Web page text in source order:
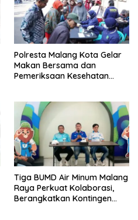
Polresta Malang Kota Gelar
Makan Bersama dan
Pemeriksaan Kesehatan
Tiga BUMD Air Minum Malang
Raya Perkuat Kolaborasi,
Berangkatkan Kontingen